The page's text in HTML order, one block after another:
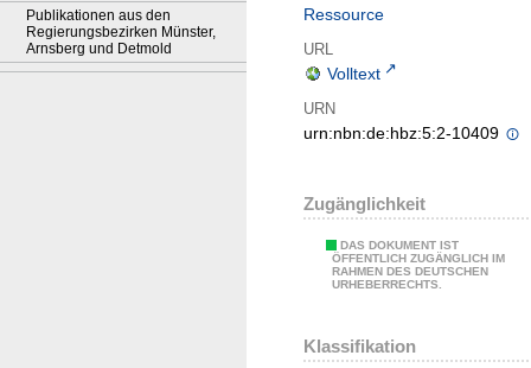
Publikationen aus den
Regierungsbezirken Münster,
Arnsberg und Detmold
Ressource
URL
Volltext
URN
urn:nbn:de:hbz:5:2-10409
Zugänglichkeit
DAS DOKUMENT IST
ÖFFENTLICH ZUGÄNGLICH IM
RAHMEN DES DEUTSCHEN
URHEBERRECHTS.
Klassifikation